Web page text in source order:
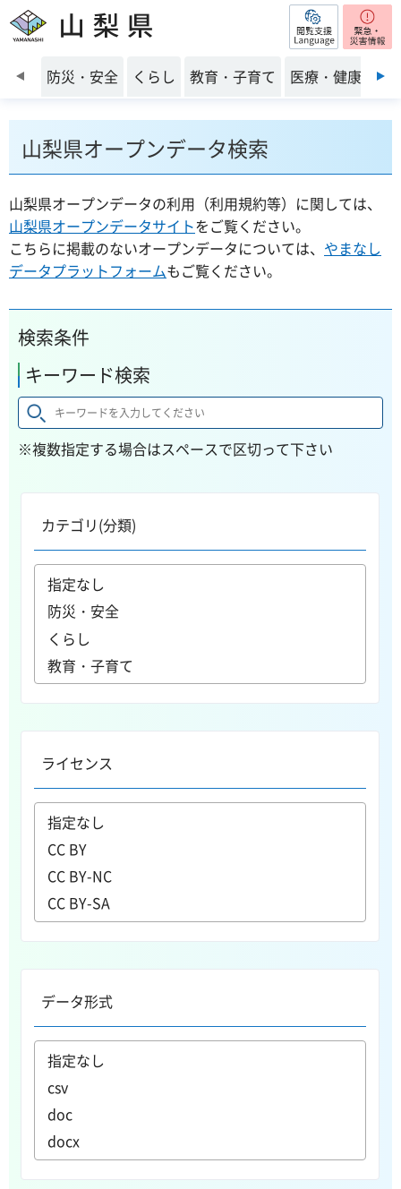
山梨県 閲覧支援
前のスライドを表示
防災・安全 くらし 教育・子育て 医療・健康・福
山梨県オープンデータ検索
山梨県オープンデータの利用（利用規約等）に関しては、
山梨県オープンデータサイトをご覧ください。
こちらに掲載のないオープンデータについては、 やまなし
データプラットフォームもご覧ください。
検索条件
キーワード検索
※複数指定する場合はスペースで区切って下さい
カテゴリ(分類)
ライセンス
データ形式